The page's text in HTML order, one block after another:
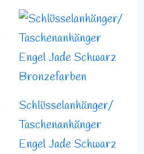
Schlüsselanhänger/
Taschenanhänger
Engel Jade Schwarz